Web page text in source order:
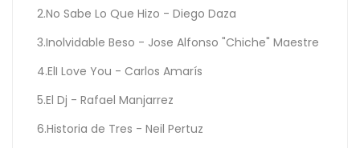
2.No Sabe Lo Que Hizo - Diego Daza
3.Inolvidable Beso - Jose Alfonso "Chiche" Maestre
4.ElI Love You - Carlos Amarís
5.El Dj - Rafael Manjarrez
6.Historia de Tres - Neil Pertuz